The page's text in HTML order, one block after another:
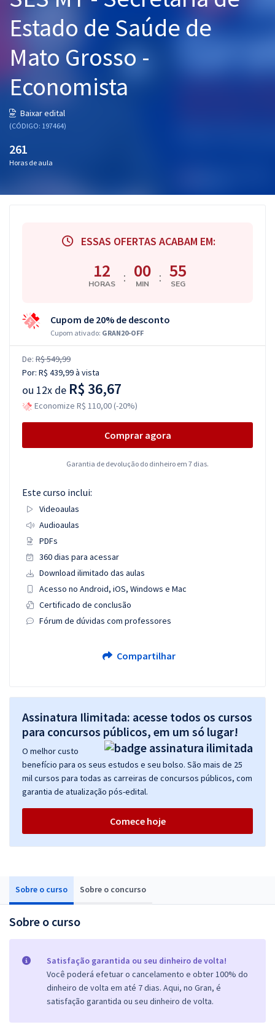
Graduação
Mentorias
Questões grátis
Conteúdo gratuito
Atendimento
Estado de Saúde de
Mato Grosso -
Economista
Baixar edital
(CÓDIGO: 197464)
261
Horas de aula
Sobre o curso Sobre o concurso
Sobre o curso
Satisfação garantida ou seu dinheiro de volta!
Você poderá efetuar o cancelamento e obter 100% do
dinheiro de volta em até 7 dias. Aqui, no Gran, é
satisfação garantida ou seu dinheiro de volta.
ESSAS OFERTAS ACABAM EM:
12
HORAS : 00
MIN : 54
SEG
Cupom de 20% de desconto
Cupom ativado: GRAN20-OFF
De: R$ 549,99
Por: R$ 439,99à vista
ou 12x de R$ 36,67
Economize R$ 110,00 (-20%)
Comprar agora
Garantia de devolução do dinheiro em 7 dias.
Este curso inclui:
Videoaulas
Audioaulas
PDFs
360 dias para acessar
Download ilimitado das aulas
Acesso no Android, iOS, Windows e Mac
Certificado de conclusão
Fórum de dúvidas com professores
Compartilhar
Assinatura Ilimitada: acesse todos os cursos
para concursos públicos, em um só lugar!
O melhor custo
benefício para os seus estudos e seu bolso. São mais de 25
mil cursos para todas as carreiras de concursos públicos, com
garantia de atualização pós-edital.
Comece hoje